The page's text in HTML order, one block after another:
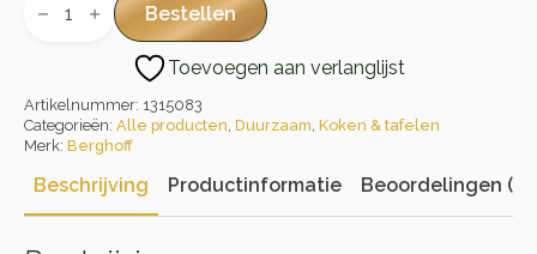
🎁 58.
🎁 1.
24
Bestellen
Toevoegen aan verlanglijst
Artikelnummer: 1315083
Categorieën: Alle producten, Duurzaam, Koken & tafelen
Merk: Berghoff
Beschrijving Productinformatie Beoordelingen (0)